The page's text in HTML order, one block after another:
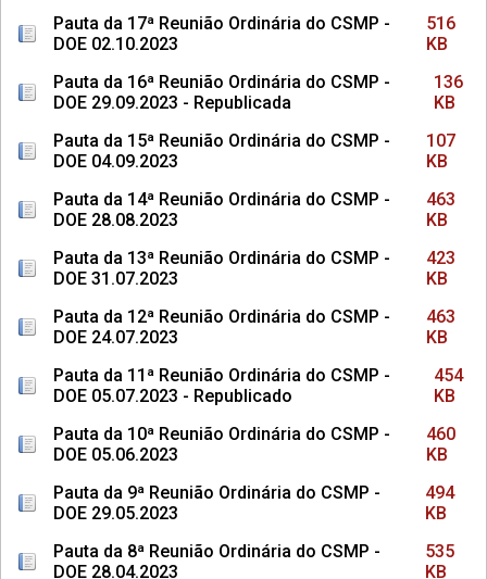
Pauta da 17ª Reunião Ordinária do CSMP -
DOE 02.10.2023
516
KB
Pauta da 16ª Reunião Ordinária do CSMP -
DOE 29.09.2023 - Republicada
136
KB
Pauta da 15ª Reunião Ordinária do CSMP -
DOE 04.09.2023
107
KB
Pauta da 14ª Reunião Ordinária do CSMP -
DOE 28.08.2023
463
KB
Pauta da 13ª Reunião Ordinária do CSMP -
DOE 31.07.2023
423
KB
Pauta da 12ª Reunião Ordinária do CSMP -
DOE 24.07.2023
463
KB
Pauta da 11ª Reunião Ordinária do CSMP -
DOE 05.07.2023 - Republicado
454
KB
Pauta da 10ª Reunião Ordinária do CSMP -
DOE 05.06.2023
460
KB
Pauta da 9ª Reunião Ordinária do CSMP -
DOE 29.05.2023
494
KB
Pauta da 8ª Reunião Ordinária do CSMP -
DOE 28.04.2023
535
KB